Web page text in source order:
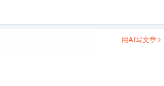
用AI写文章